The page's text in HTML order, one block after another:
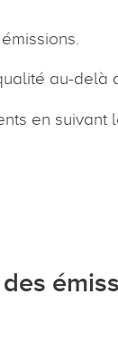
au-delà
en suivant